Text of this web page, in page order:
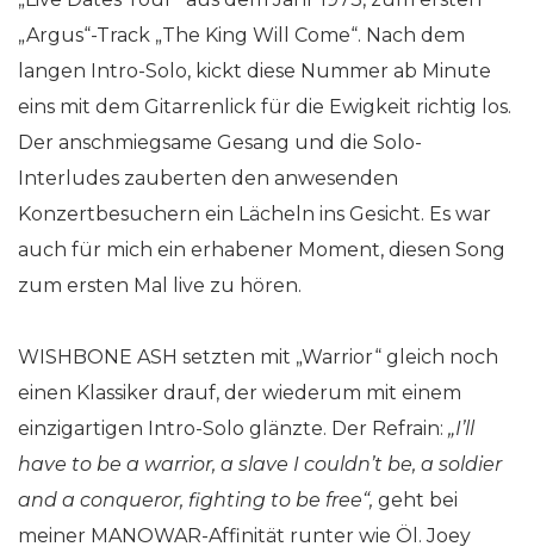
„Argus“-Track „The King Will Come“. Nach dem
langen Intro-Solo, kickt diese Nummer ab Minute
eins mit dem Gitarrenlick für die Ewigkeit richtig los.
Der anschmiegsame Gesang und die Solo-
Interludes zauberten den anwesenden
Konzertbesuchern ein Lächeln ins Gesicht. Es war
auch für mich ein erhabener Moment, diesen Song
zum ersten Mal live zu hören.
WISHBONE ASH setzten mit „Warrior“ gleich noch
einen Klassiker drauf, der wiederum mit einem
einzigartigen Intro-Solo glänzte. Der Refrain: „I’ll
have to be a warrior, a slave I couldn’t be, a soldier
and a conqueror, fighting to be free“, geht bei
meiner MANOWAR-Affinität runter wie Öl. Joey